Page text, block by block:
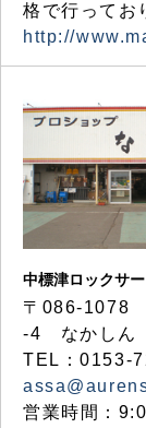
格で行ってお
http://
中標津ロックサ
〒086-1078
-4 なかしん
TEL：0153-
営業時間：